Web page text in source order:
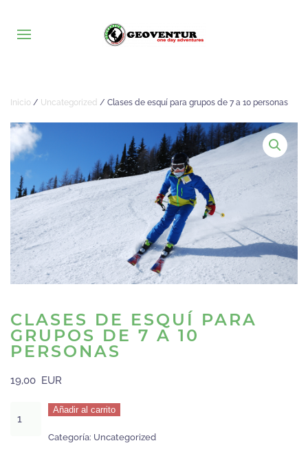
Inicio / Uncategorized / Clases de esquí para grupos de 7 a 10 personas
CLASES DE ESQUÍ PARA
GRUPOS DE 7 A 10
PERSONAS
19,00 EUR
de
Añadir al carrito
Categoría: Uncategorized